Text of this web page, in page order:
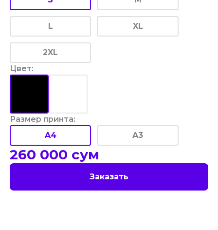
L XL
2XL
Цвет:
Размер принта:
A4
A3
260 000 сум
Заказать